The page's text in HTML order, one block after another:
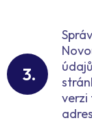
verzi